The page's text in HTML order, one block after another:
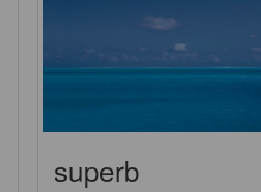
superb